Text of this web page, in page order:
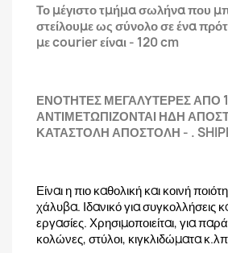
Το μέγιστο τμήμα σωλήνα που
στείλουμε ως σύνολο σε ένα
με courier είναι - 120 cm
ΕΝΟΤΗΤΕΣ ΜΕΓΑΛΥΤΕΡΕΣ ΑΠΟ
ΑΝΤΙΜΕΤΩΠΙΖΟΝΤΑΙ ΗΔΗ
ΚΑΤΑΣΤΟΛΗ ΑΠΟΣΤΟΛΗ - .
Είναι η πιο καθολική και κοινή
χάλυβα. Ιδανικό για συγκολλήσεις
εργασίες. Χρησιμοποιείται, για
κολώνες, στύλοι, κιγκλιδώματα